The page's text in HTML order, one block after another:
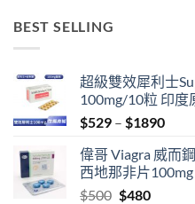
BEST SELLING
超級雙效犀利士
100mg/10粒 印度
$529 – $1890Price
$529
偉哥 Viagra 威而
西地那非片
$500 Original
$480Current